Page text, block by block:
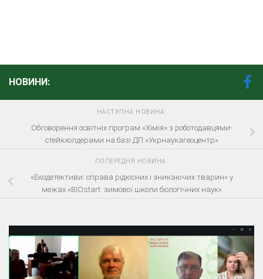
НОВИНИ:
НАСТУПНА НОВИНА
Обговорення освітніх програм «Хімія» з роботодавцями-
стейкхолдерами на базі ДП «Укрнаукагеоцентр»
ПОПЕРЕДНЯ НОВИНА
«Екодетективи: справа рідкісних і зникаючих тварин» у
межах «BIOstart: зимової школи біологічних наук»